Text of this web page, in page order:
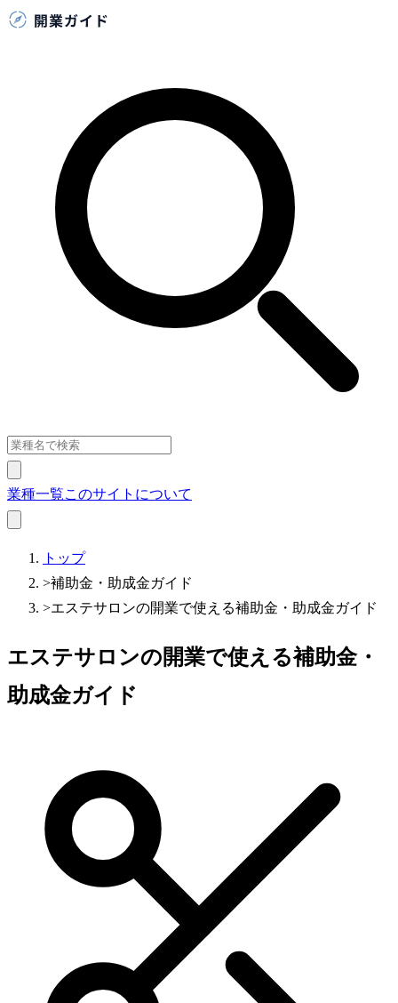
業種一覧このサイトについて
トップ
>補助金・助成金ガイド
>エステサロンの開業で使える補助金・助成金ガイド
エステサロンの開業で使える補助金・
助成金ガイド